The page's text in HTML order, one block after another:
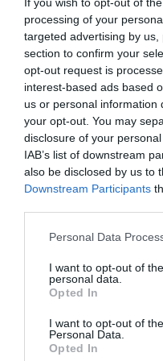
processing of your
targeted advertising by
section to confirm your
opt-out request is
interest-based ads based
us or personal information
your opt-out. You may
disclosure of your
IAB’s list of downstream
also be disclosed by us to
Downstream Participants
Please note that this
not limited to your visit or
grant or deny consent to
use your data for below
consent section.
Personal Data
I want to opt-out of
personal data.
Opted In
I want to opt-out of
Personal Data.
Opted In
mesterdiplomák